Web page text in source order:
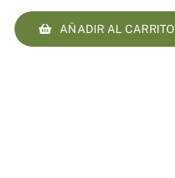
Terapéutico
Relajante
AÑADIR AL CARRITO